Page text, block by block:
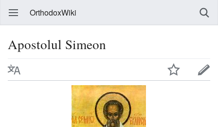
OrthodoxWiki
Apostolul Simeon